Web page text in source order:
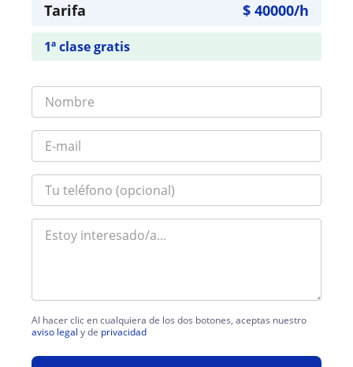
Tarifa $ 40000/h
1ª clase gratis
Al hacer clic en cualquiera de los dos botones, aceptas nuestro
aviso legal y de privacidad